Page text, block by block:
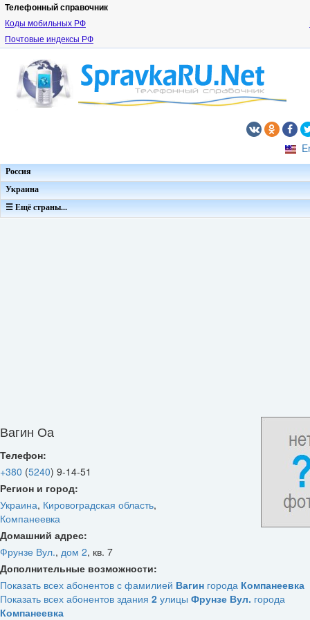
Телефонный справочник
Коды мобильных РФ
Почтовые индексы РФ
Россия
Украина
☰ Ещё страны...
Вагин Оа
Телефон:
+380 (5240) 9-14-51
Регион и город:
Украина, Кировоградская область,
Компанеевка
Домашний адрес:
Фрунзе Вул., дом 2, кв. 7
Дополнительные возможности:
Показать всех абонентов с фамилией Вагин города Компанеевка
Показать всех абонентов здания 2 улицы Фрунзе Вул. города
Компанеевка